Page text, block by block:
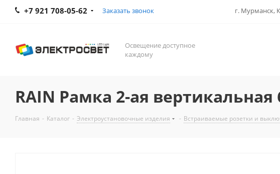
+7 921 708-05-62 Заказать звонок г. Мурманск,
Освещение доступное
каждому
RAIN Рамка 2-ая
Главная - Каталог - Электроустановочные изделия - Встраиваемые розетки и